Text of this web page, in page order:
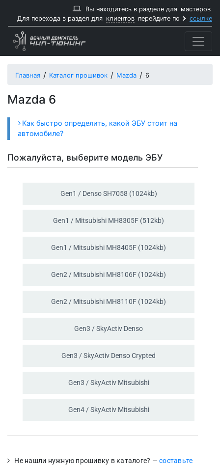
Вы находитесь в разделе для мастеров
Для перехода в раздел для клиентов перейдите по ссылке
Главная Каталог прошивок Mazda 6
Mazda 6
Как быстро определить, какой ЭБУ стоит на
автомобиле?
Пожалуйста, выберите модель ЭБУ
Gen1 / Denso SH7058 (1024kb)
Gen1 / Mitsubishi MH8305F (512kb)
Gen1 / Mitsubishi MH8405F (1024kb)
Gen2 / Mitsubishi MH8106F (1024kb)
Gen2 / Mitsubishi MH8110F (1024kb)
Gen3 / SkyActiv Denso
Gen3 / SkyActiv Denso Crypted
Gen3 / SkyActiv Mitsubishi
Gen4 / SkyActiv Mitsubishi
Не нашли нужную прошивку в каталоге? —составьте